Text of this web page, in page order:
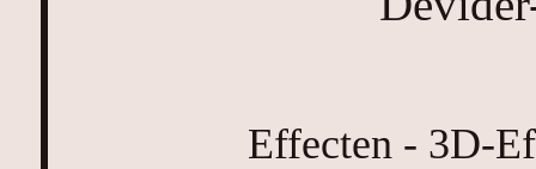
Effecten - 3D-